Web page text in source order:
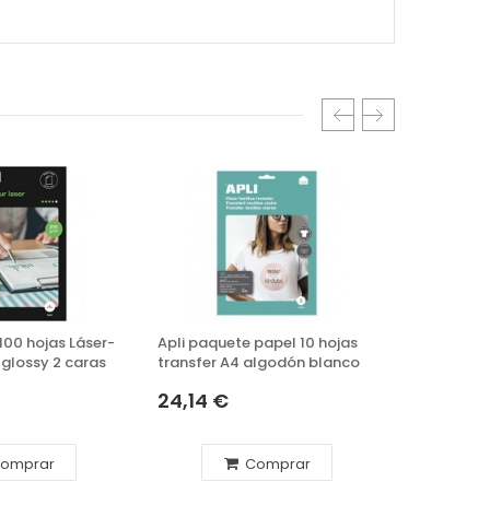
hojas Láser-
2 caras
Apli paquete papel 10 hojas
transfer A4 algodón blanco
24,14 €
Comprar